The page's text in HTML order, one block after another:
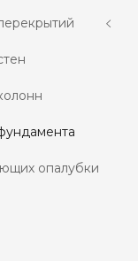
опалубки